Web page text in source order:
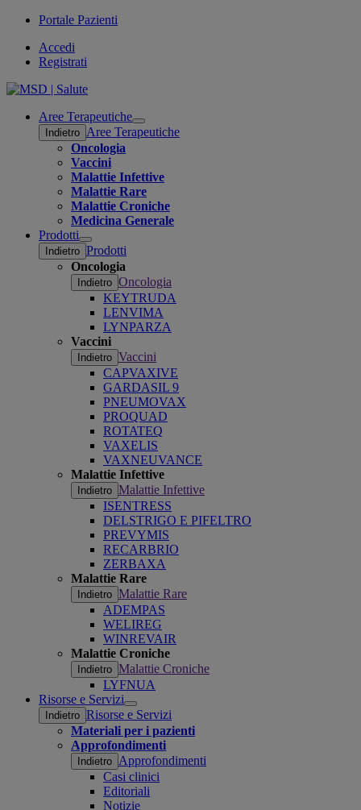
Portale Pazienti
Accedi
Registrati
Aree Terapeutiche
Open
submenu
Indietro Aree Terapeutiche
Oncologia
Vaccini
Malattie Infettive
Malattie Rare
Malattie Croniche
Medicina Generale
Prodotti
Open
submenu
Indietro Prodotti
Oncologia
Indietro Oncologia
KEYTRUDA
LENVIMA
LYNPARZA
Vaccini
Indietro Vaccini
CAPVAXIVE
GARDASIL 9
PNEUMOVAX
PROQUAD
ROTATEQ
VAXELIS
VAXNEUVANCE
Malattie Infettive
Indietro Malattie Infettive
ISENTRESS
DELSTRIGO E PIFELTRO
PREVYMIS
RECARBRIO
ZERBAXA
Malattie Rare
Indietro Malattie Rare
ADEMPAS
WELIREG
WINREVAIR
Malattie Croniche
Indietro Malattie Croniche
LYFNUA
Risorse e Servizi
Open
submenu
Indietro Risorse e Servizi
Materiali per i pazienti
Approfondimenti
Indietro Approfondimenti
Casi clinici
Editoriali
Notizie